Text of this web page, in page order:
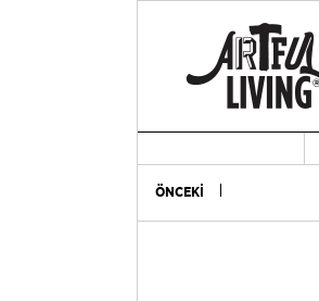
ÖNCEKİ